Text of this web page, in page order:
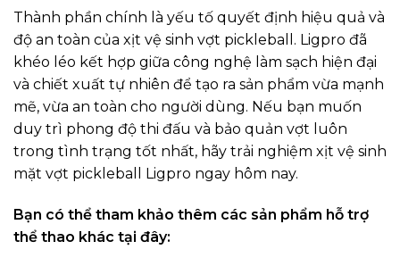
Thành phần chính là yếu tố quyết định hiệu quả và
độ an toàn của xịt vệ sinh vợt pickleball. Ligpro đã
khéo léo kết hợp giữa công nghệ làm sạch hiện đại
và chiết xuất tự nhiên để tạo ra sản phẩm vừa mạnh
mẽ, vừa an toàn cho người dùng. Nếu bạn muốn
duy trì phong độ thi đấu và bảo quản vợt luôn
trong tình trạng tốt nhất, hãy trải nghiệm xịt vệ sinh
mặt vợt pickleball Ligpro ngay hôm nay.
Bạn có thể tham khảo thêm các sản phẩm hỗ trợ
thể thao khác tại đây: